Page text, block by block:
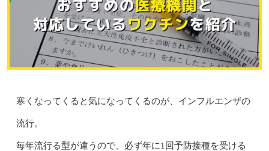
寒くなってくると気になってくるのが、インフルエンザの
流行。
毎年流行る型が違うので、必ず年に1回予防接種を受ける